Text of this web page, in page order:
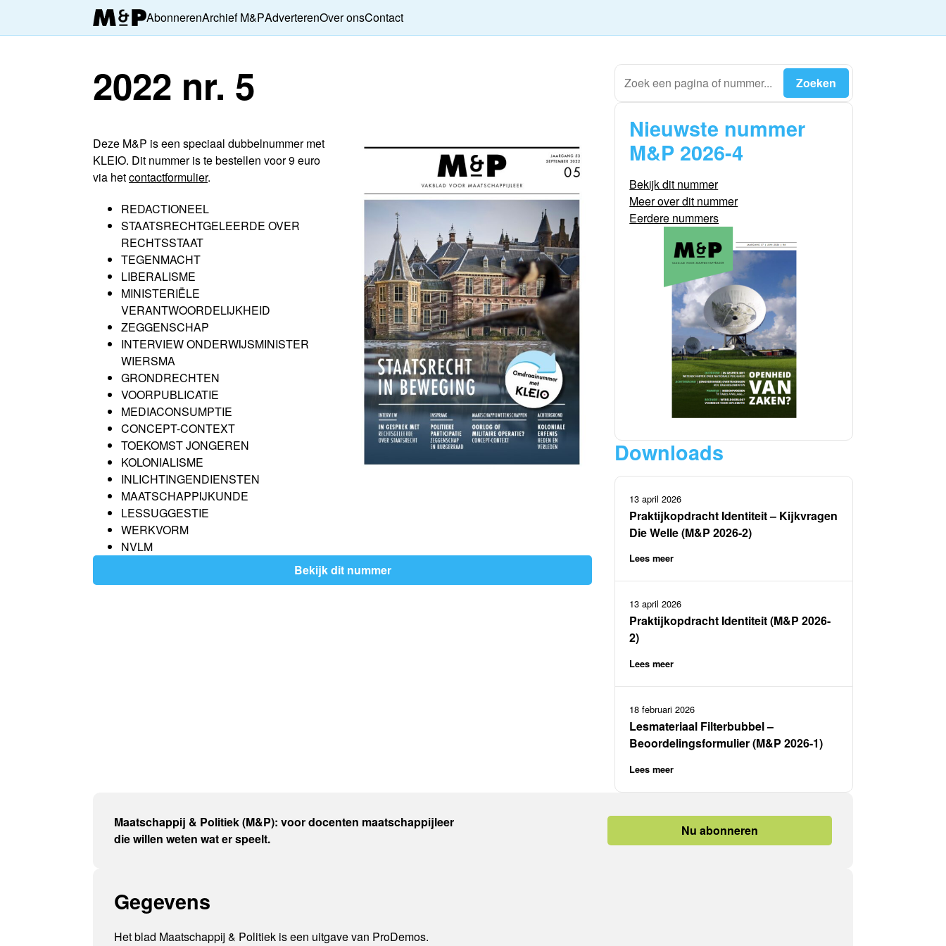
AbonnerenArchief M&PAdverterenOver onsContact
2022 nr. 5
Deze M&P is een speciaal dubbelnummer met
KLEIO. Dit nummer is te bestellen voor 9 euro
via hetcontactformulier.
REDACTIONEEL
STAATSRECHTGELEERDE OVER
RECHTSSTAAT
TEGENMACHT
LIBERALISME
MINISTERIËLE
VERANTWOORDELIJKHEID
ZEGGENSCHAP
INTERVIEW ONDERWIJSMINISTER
WIERSMA
GRONDRECHTEN
VOORPUBLICATIE
MEDIACONSUMPTIE
CONCEPT-CONTEXT
TOEKOMST JONGEREN
KOLONIALISME
INLICHTINGENDIENSTEN
MAATSCHAPPIJKUNDE
LESSUGGESTIE
WERKVORM
NVLM
Bekijk dit nummer
Nieuwste nummer
M&P 2026-4
Bekijk dit nummer
Meer over dit nummer
Eerdere nummers
Downloads
13 april 2026
Praktijkopdracht Identiteit – Kijkvragen
Die Welle (M&P 2026-2)
Lees meer
13 april 2026
Praktijkopdracht Identiteit (M&P 2026-
2)
Lees meer
18 februari 2026
Lesmateriaal Filterbubbel –
Beoordelingsformulier (M&P 2026-1)
Lees meer
Maatschappij & Politiek (M&P): voor docenten maatschappijleer
die willen weten wat er speelt.
Nu abonneren
Gegevens
Het blad Maatschappij & Politiek is een uitgave van ProDemos.